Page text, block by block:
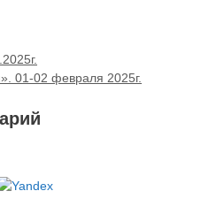
01-02 февраля 2025г.